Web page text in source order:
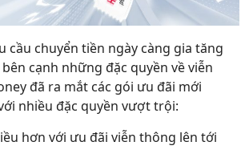
cầu chuyển tiền ngày càng gia tăng
cạnh những đặc quyền về viễn
đã ra mắt các gói ưu đãi mới
nhiều đặc quyền vượt trội:
hơn với ưu đãi viễn thông lên tới